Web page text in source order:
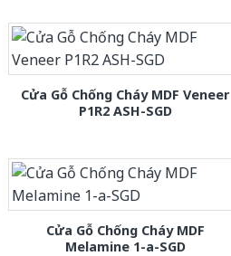
Cửa Gỗ Chống Cháy MDF Veneer
P1R2 ASH-SGD
Cửa Gỗ Chống Cháy MDF
Melamine 1-a-SGD